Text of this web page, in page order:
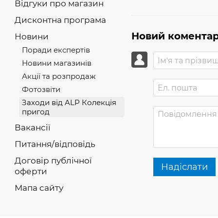
Новий
Надіслати
Відгуки про магазин
Дисконтна програма
Новини
Поради експертів
Новини магазинів
Акції та розпродаж
Фотозвіти
Заходи від ALP Колекція
пригод
Вакансії
Питання/відповідь
Договір публічної
оферти
Мапа сайту